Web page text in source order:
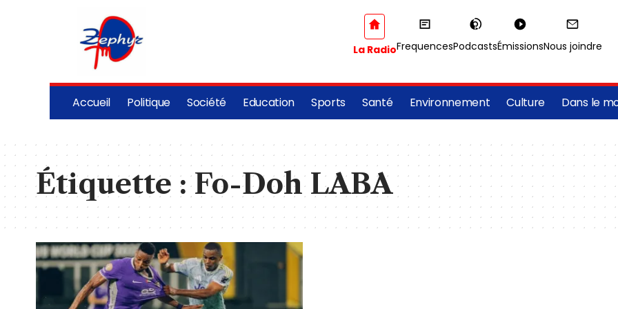
La RadioFrequencesPodcastsÉmissionsNous joindre
Accueil Politique Société Education Sports Santé Environnement Culture Dans le
Étiquette :Fo-Doh LABA